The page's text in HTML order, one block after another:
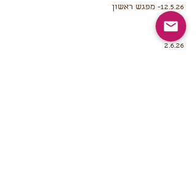
12.5.26- מפגש ראשון
19.5.26
26.5.26
2.6.26